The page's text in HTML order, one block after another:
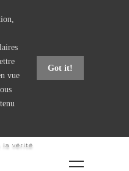
vue
Got it!
la vérité